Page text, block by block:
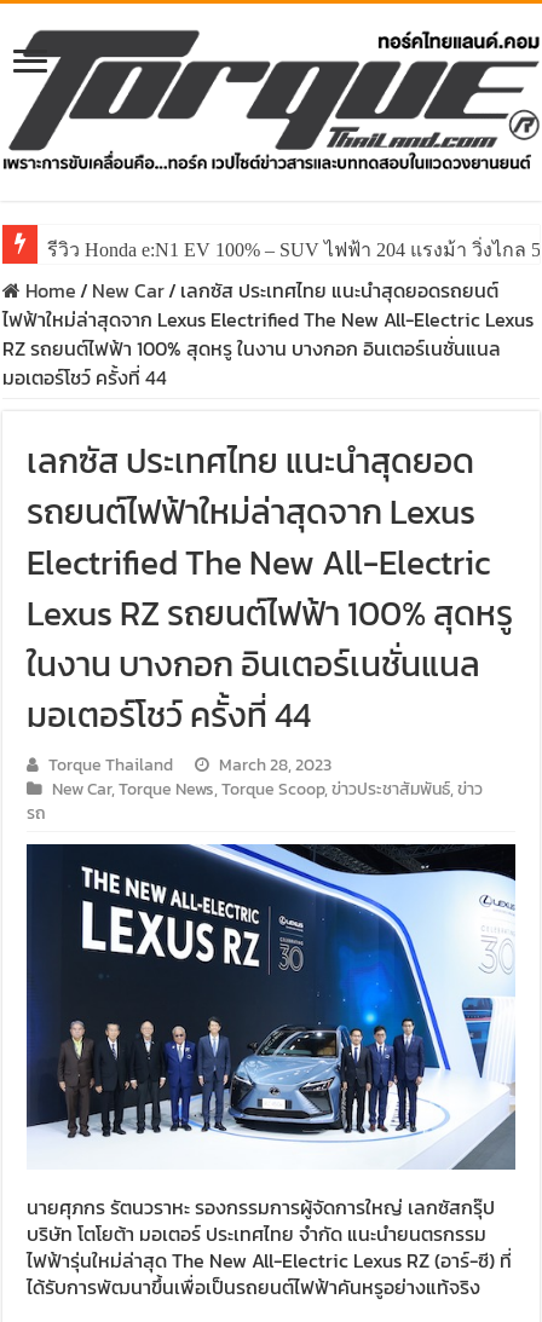
รีวิว ลองขับ All New GWM HAVAL H6 ปรับโฉมหน้าใหม่
Home/ New Car/ เลกซัส ประเทศไทย แนะนำสุดยอดรถยนต์
ไฟฟ้าใหม่ล่าสุดจาก Lexus Electrified The New All-Electric Lexus
RZ รถยนต์ไฟฟ้า 100% สุดหรู ในงาน บางกอก อินเตอร์เนชั่นแนล
มอเตอร์โชว์ ครั้งที่ 44
เลกซัส ประเทศไทย แนะนำสุดยอด
รถยนต์ไฟฟ้าใหม่ล่าสุดจาก Lexus
Electrified The New All-Electric
Lexus RZ รถยนต์ไฟฟ้า 100% สุดหรู
ในงาน บางกอก อินเตอร์เนชั่นแนล
มอเตอร์โชว์ ครั้งที่ 44
Torque Thailand
March 28, 2023
New Car,Torque News,Torque Scoop,ข่าวประชาสัมพันธ์,ข่าว
รถ
นายศุภกร รัตนวราหะ รองกรรมการผู้จัดการใหญ่ เลกซัสกรุ๊ป
บริษัท โตโยต้า มอเตอร์ ประเทศไทย จำกัด แนะนำยนตรกรรม
ไฟฟ้ารุ่นใหม่ล่าสุด The New All-Electric Lexus RZ (อาร์-ซี) ที่
ได้รับการพัฒนาขึ้นเพื่อเป็นรถยนต์ไฟฟ้าคันหรูอย่างแท้จริง